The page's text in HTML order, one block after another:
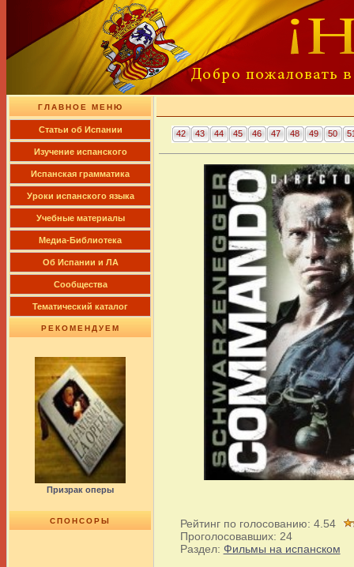
ГЛАВНОЕ МЕНЮ
Cтатьи об Испании
Изучение испанского
Испанская грамматика
Уроки испанского языка
Учебные материалы
Медиа-Библиотека
Об Испании и ЛА
Сообщества
Тематический каталог
РЕКОМЕНДУЕМ
Призрак оперы
СПОНСОРЫ
42 43 44 45 46 47 48 49 50
Рейтинг по голосованию: 4.54
Проголосовавших: 24
Раздел: Фильмы на испанском